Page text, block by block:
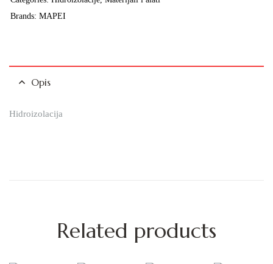
Brands: MAPEI
Opis
Hidroizolacija
Related products